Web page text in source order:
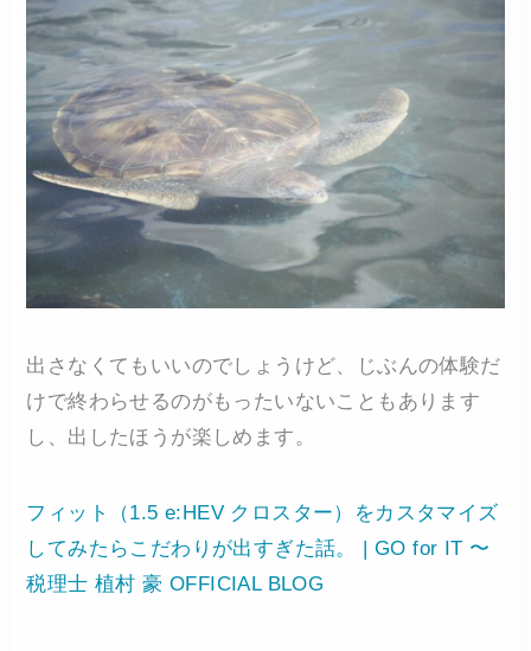
出さなくてもいいのでしょうけど、じぶんの体験だ
けで終わらせるのがもったいないこともあります
し、出したほうが楽しめます。
フィット（1.5 e:HEV クロスター）をカスタマイズ
してみたらこだわりが出すぎた話。 | GO for IT 〜
税理士 植村 豪 OFFICIAL BLOG